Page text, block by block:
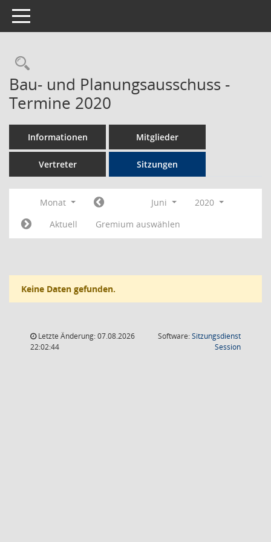
Toggle navigation
Rechercheauswahl
Bau- und Planungsausschuss -
Termine 2020
Informationen Mitglieder
Vertreter Sitzungen
Monat Juni
2020
Aktuell
Gremium auswählen
Keine Daten gefunden.
Letzte Änderung: 07.08.2026
22:02:44
Software:Sitzungsdienst
Session(Wird in